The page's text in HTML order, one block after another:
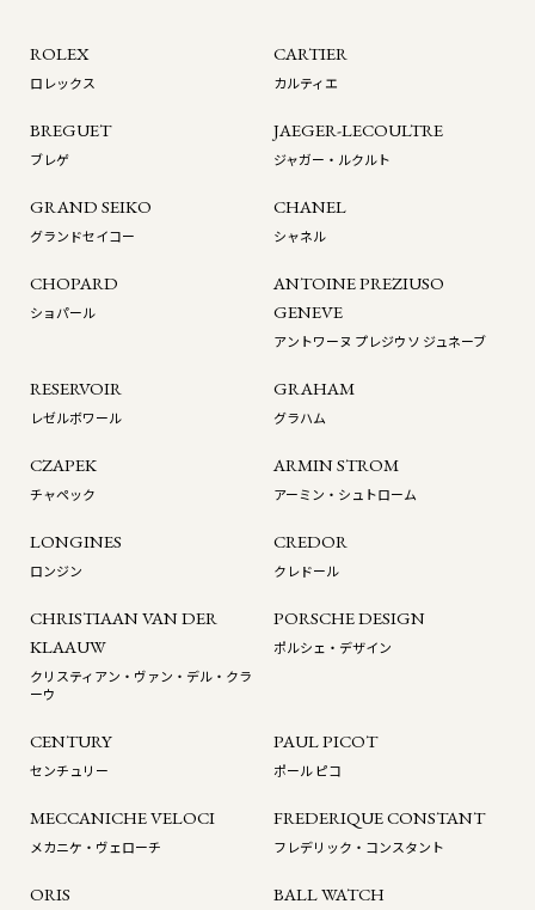
ROLEX
ロレックス
CARTIER
カルティエ
BREGUET
ブレゲ
JAEGER-LECOULTRE
ジャガー・ルクルト
GRAND SEIKO
グランドセイコー
CHANEL
シャネル
CHOPARD
ショパール
ANTOINE PREZIUSO
GENEVE
アントワーヌ プレジウソ ジュネーブ
RESERVOIR
レゼルボワール
GRAHAM
グラハム
CZAPEK
チャペック
ARMIN STROM
アーミン・シュトローム
LONGINES
ロンジン
CREDOR
クレドール
CHRISTIAAN VAN DER
KLAAUW
クリスティアン・ヴァン・デル・クラ
ーウ
PORSCHE DESIGN
ポルシェ・デザイン
CENTURY
センチュリー
PAUL PICOT
ポール ピコ
MECCANICHE VELOCI
メカニケ・ヴェローチ
FREDERIQUE CONSTANT
フレデリック・コンスタント
ORIS BALL WATCH